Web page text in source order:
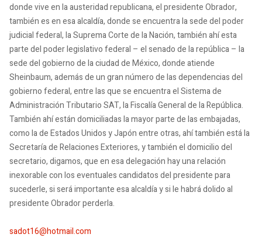
donde vive en la austeridad republicana, el presidente Obrador,
también es en esa alcaldía, donde se encuentra la sede del poder
judicial federal, la Suprema Corte de la Nación, también ahí esta
parte del poder legislativo federal – el senado de la república – la
sede del gobierno de la ciudad de México, donde atiende
Sheinbaum, además de un gran número de las dependencias del
gobierno federal, entre las que se encuentra el Sistema de
Administración Tributario SAT, la Fiscalía General de la República.
También ahí están domiciliadas la mayor parte de las embajadas,
como la de Estados Unidos y Japón entre otras, ahí también está la
Secretaría de Relaciones Exteriores, y también el domicilio del
secretario, digamos, que en esa delegación hay una relación
inexorable con los eventuales candidatos del presidente para
sucederle, si será importante esa alcaldía y si le habrá dolido al
presidente Obrador perderla.
sadot16@hotmail.com